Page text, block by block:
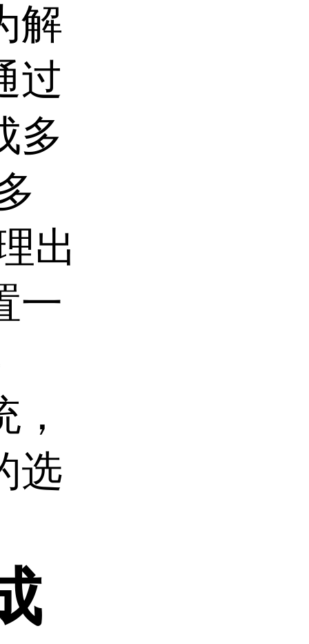
解
过
多
出
一
选